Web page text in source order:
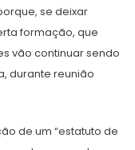
se deixar
formação, que
vão continuar sendo
durante reunião
de um “estatuto de